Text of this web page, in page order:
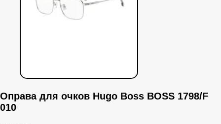
Оправа для очков Hugo Boss BOSS 1798/F
010